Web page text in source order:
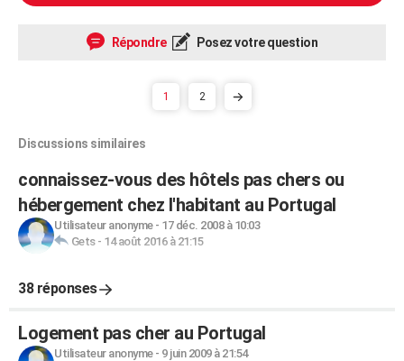
Répondre Posez votre question
1 2
Discussions similaires
connaissez-vous des hôtels pas chers ou
hébergement chez l'habitant au Portugal
Utilisateur anonyme- 17 déc. 2008 à 10:03
Gets- 14 août 2016 à 21:15
38 réponses
Logement pas cher au Portugal
Utilisateur anonyme- 9 juin 2009 à 21:54